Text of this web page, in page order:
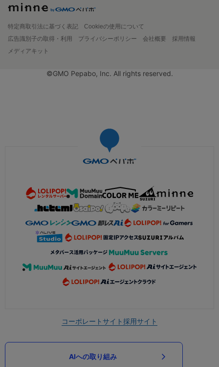
特定商取引法に基づく表記
Cookieの使用について
広告識別子の取得・利用
プライバシーポリシー 会社概要
採用情報
メディアキット
©GMO Pepabo, Inc. All rights reserved.
コーポレートサイト採用サイト
AIへの取り組み